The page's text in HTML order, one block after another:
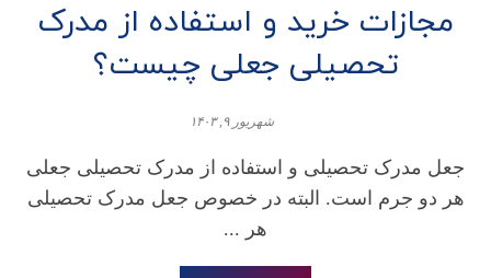
مجازات خرید و استفاده از مدرک
تحصیلی جعلی چیست؟
شهریور ۹, ۱۴۰۳
جعل مدرک تحصیلی و استفاده از مدرک تحصیلی جعلی
هر دو جرم است. البته در خصوص جعل مدرک تحصیلی
هر ...